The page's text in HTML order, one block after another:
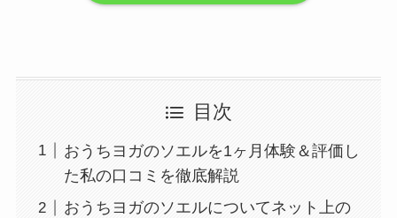
目次
おうちヨガのソエルを1ヶ月体験＆評価し
た私の口コミを徹底解説
おうちヨガのソエルについてネット上の